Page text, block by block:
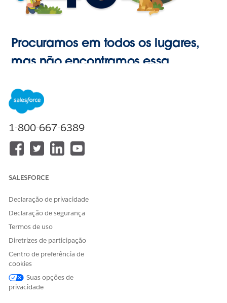
Procuramos em todos os lugares,
mas não encontramos essa
1-800-667-6389
SALESFORCE
Declaração de privacidade
Declaração de segurança
Termos de uso
Diretrizes de participação
Centro de preferência de
cookies
Suas opções de
privacidade